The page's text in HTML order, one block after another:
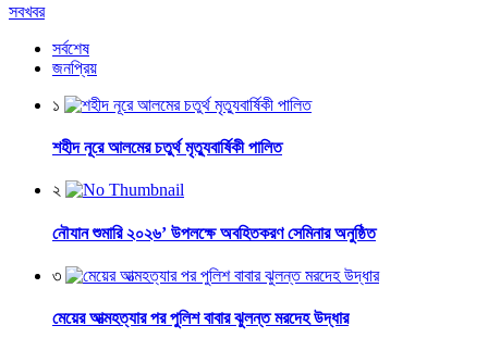
সবখবর
সর্বশেষ
জনপ্রিয়
১
শহীদ নূরে আলমের চতুর্থ মৃত্যুবার্ষিকী পালিত
২
নৌযান শুমারি ২০২৬’ উপলক্ষে অবহিতকরণ সেমিনার অনুষ্ঠিত
৩
মেয়ের আত্মহত্যার পর পুলিশ বাবার ঝুলন্ত মরদেহ উদ্ধার